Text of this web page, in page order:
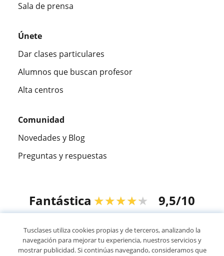
Sala de prensa
Únete
Dar clases particulares
Alumnos que buscan profesor
Alta centros
Comunidad
Novedades y Blog
Preguntas y respuestas
Fantástica ★★★★★ 9,5/10
© 2007 - 2026 Tusclases.pe
Tusclases utiliza cookies propias y de terceros, analizando la
navegación para mejorar tu experiencia, nuestros servicios y
mostrar publicidad. Si continúas navegando, consideramos que